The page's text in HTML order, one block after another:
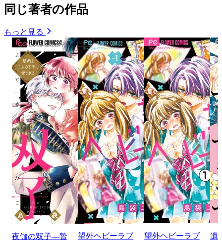
同じ著者の作品
もっと見る
夜伽の双子―贄
望外ヘビーラブ
望外ヘビーラブ
遺